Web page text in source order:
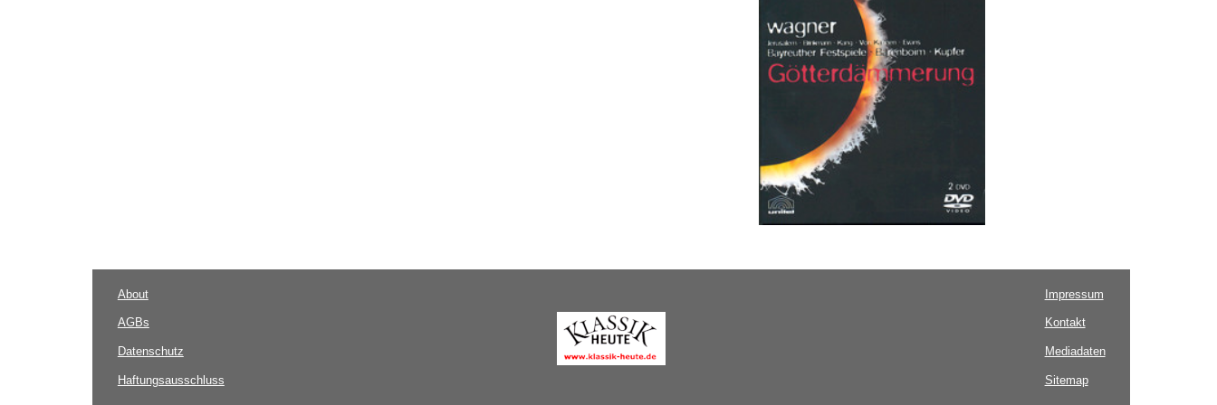
About
AGBs
Datenschutz
Haftungsausschluss
Impressum
Kontakt
Mediadaten
Sitemap